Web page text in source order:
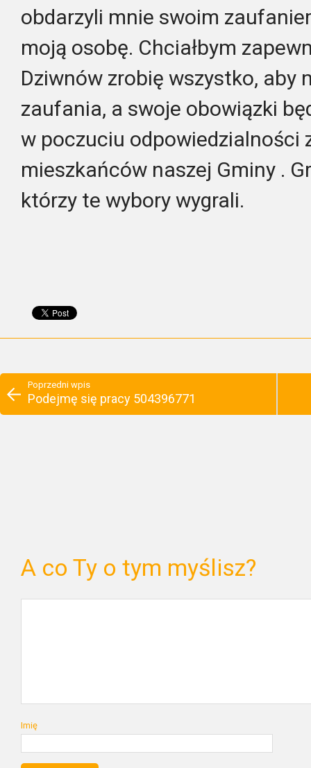
obdarzyli mnie swoim
moją osobę. Chciałbym
Dziwnów zrobię wszystko, aby
zaufania, a swoje obowiązki
w poczuciu odpowiedzialności
mieszkańców naszej Gminy .
którzy te wybory wygrali.
Poprzedni wpis
Podejmę się pracy 504396771
A co Ty o tym myślisz?
Imię